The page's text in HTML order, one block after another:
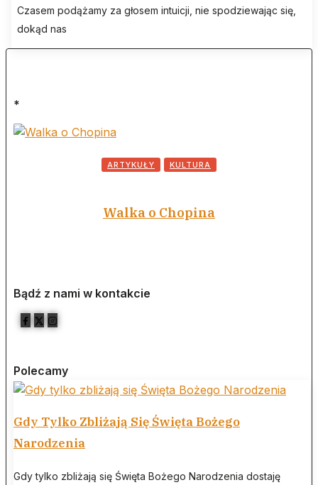
Czasem podążamy za głosem intuicji, nie spodziewając się,
dokąd nas
*
ARTYKUŁY KULTURA
Walka o Chopina
Bądź z nami w kontakcie
Polecamy
Gdy Tylko Zbliżają Się Święta Bożego
Narodzenia
Gdy tylko zbliżają się Święta Bożego Narodzenia dostaję